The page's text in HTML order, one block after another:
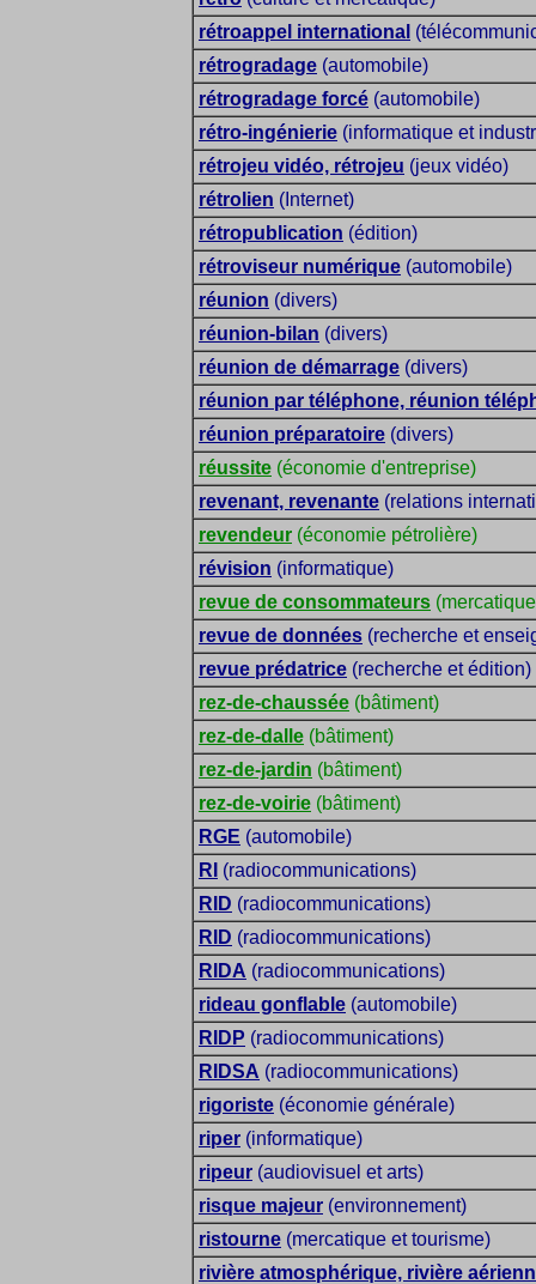
rétroappel international
rétrogradage (automobile)
rétrogradage forcé (automobile)
rétro-ingénierie (informatique et
rétrojeu vidéo, rétrojeu (jeux vidéo)
rétrolien (Internet)
rétropublication (édition)
rétroviseur numérique (automobile)
réunion (divers)
réunion-bilan (divers)
réunion de démarrage (divers)
réunion par téléphone, réunion
réunion préparatoire (divers)
réussite (économie d'entreprise)
revenant, revenante (relations
revendeur (économie pétrolière)
révision (informatique)
revue de consommateurs
revue de données (recherche et
revue prédatrice (recherche et édition)
rez-de-chaussée (bâtiment)
rez-de-dalle (bâtiment)
rez-de-jardin (bâtiment)
rez-de-voirie (bâtiment)
RGE (automobile)
RI (radiocommunications)
RID (radiocommunications)
RID (radiocommunications)
RIDA (radiocommunications)
rideau gonflable (automobile)
RIDP (radiocommunications)
RIDSA (radiocommunications)
rigoriste (économie générale)
riper (informatique)
ripeur (audiovisuel et arts)
risque majeur (environnement)
ristourne (mercatique et tourisme)
rivière atmosphérique, rivière